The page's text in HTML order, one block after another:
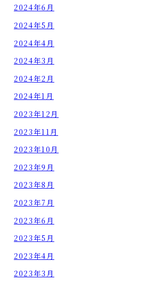
2024年6月
2024年5月
2024年4月
2024年3月
2024年2月
2024年1月
2023年12月
2023年11月
2023年10月
2023年9月
2023年8月
2023年7月
2023年6月
2023年5月
2023年4月
2023年3月